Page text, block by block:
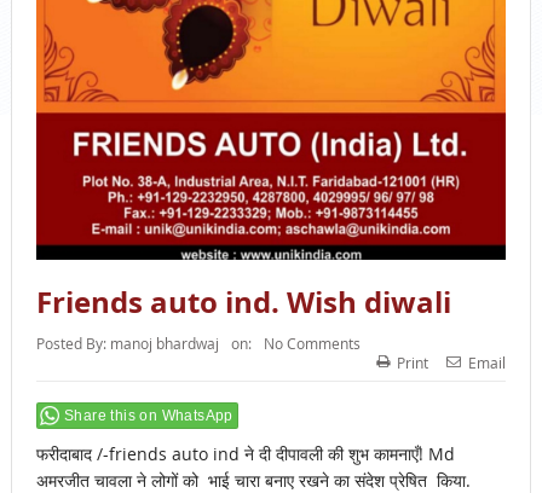
Friends auto ind. Wish diwali
Posted By: manoj bhardwaj on:
No Comments
Print
Email
Share this on WhatsApp
फरीदाबाद /-friends auto ind ने दी दीपावली की शुभ कामनाएँ! Md
अमरजीत चावला ने लोगों को भाई चारा बनाए रखने का संदेश प्रेषित किया.